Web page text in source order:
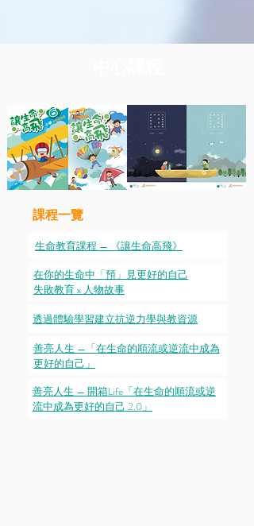
課程一覽
生命教育課程 — 《讓生命高飛》
在你的生命中「預」見更好的自己
​失敗教育 x 人物故事
透過體驗學習建立抗逆力學與教資源
善亮人生 —​「在生命的順流或逆流中成為
更好的自己」
善亮人生 —​ 開箱Life「在生命的順流或逆
流中成為更好的自己 2.0」